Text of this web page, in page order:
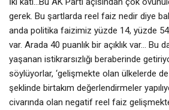
gerek. Bu şartlarda reel faiz nedir diye
anda politika faizimiz yüzde 14, yüzde
var. Arada 40 puanlık bir açıklık var… Bu
yaşanan istikrarsızlığı beraberinde
söylüyorlar, ‘gelişmekte olan ülkelerde
şeklinde birtakım değerlendirmeler
civarında olan negatif reel faiz